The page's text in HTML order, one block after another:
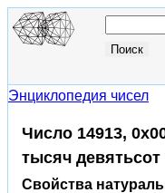
Энциклопедия чисел
Число 14913,
тысяч девятьсот
Свойства